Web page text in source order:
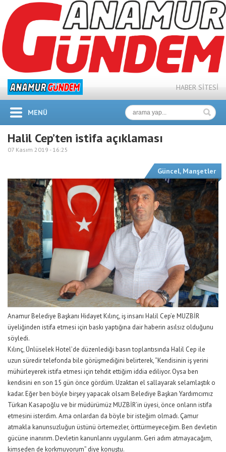
HABER SİTESİ
MENÜ
Halil Cep’ten istifa açıklaması
07 Kasım 2019 - 16:25
Güncel, Manşetler
Anamur Belediye Başkanı Hidayet Kılınç, iş insanı Halil Cep’e MUZBİR
üyeliğinden istifa etmesi için baskı yaptığına dair haberin asılsız olduğunu
söyledi.
Kılınç, Ünlüselek Hotel’de düzenlediği basın toplantısında Halil Cep ile
uzun süredir telefonda bile görüşmediğini belirterek, “Kendisinin iş yerini
mühürleyerek istifa etmesi için tehdit ettiğim iddia ediliyor. Oysa ben
kendisini en son 15 gün önce gördüm. Uzaktan el sallayarak selamlaştık o
kadar. Eğer ben böyle birşey yapacak olsam Belediye Başkan Yardımcımız
Türkan Kasapoğlu ve bir müdürümüz MUZBİR’in üyesi, önce onların istifa
etmesini isterdim. Ama onlardan da böyle bir isteğim olmadı. Çamur
atmakla kanunsuzluğun üstünü örtemezler, örttürmeyeceğim. Ben devletin
gücüne inanırım. Devletin kanunlarını uygularım. Geri adım atmayacağım,
kimseden de korkmuyorum” diye konuştu.